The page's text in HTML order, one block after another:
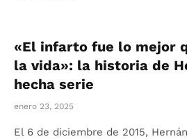
«El infarto fue lo mejor
la vida»: la historia de
hecha serie
enero 23, 2025
El 6 de diciembre de 2015,